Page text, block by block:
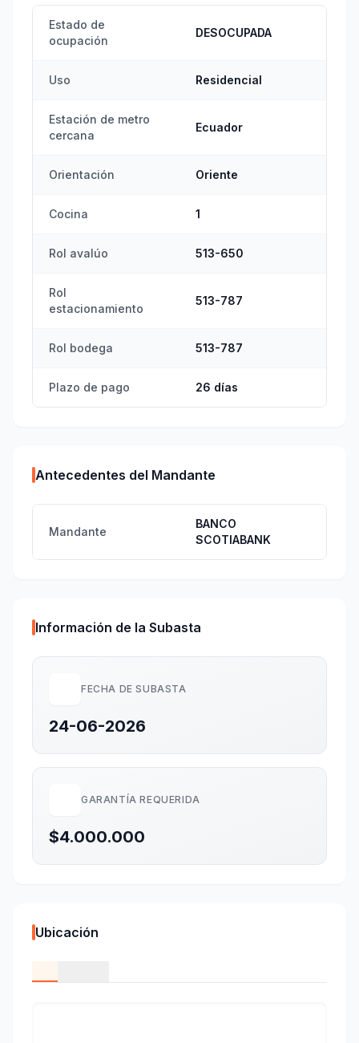
Estado de
ocupación
DESOCUPADA
Uso Residencial
Estación de metro
cercana
Ecuador
Orientación Oriente
Cocina 1
Rol avalúo 513-650
Rol
estacionamiento
513-787
Rol bodega 513-787
Plazo de pago 26 días
Antecedentes del Mandante
Mandante
BANCO
SCOTIABANK
Información de la Subasta
FECHA DE SUBASTA
24-06-2026
GARANTÍA REQUERIDA
$4.000.000
Ubicación